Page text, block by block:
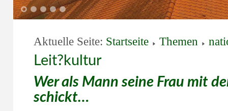
1 2 3 4 5
Aktuelle Seite: Startseite Themen
Leit?kultur
Wer als Mann seine Frau mit
schickt…